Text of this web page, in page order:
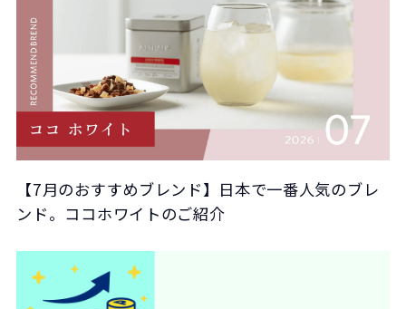
【7月のおすすめブレンド】日本で一番人気のブレ
ンド。ココホワイトのご紹介